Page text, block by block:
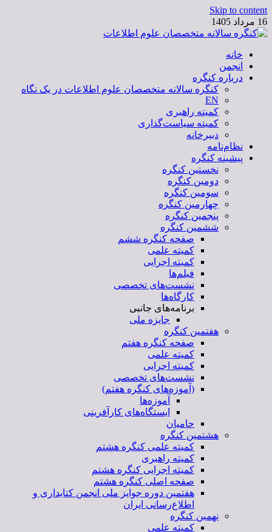
Skip to content
16 مرداد 1405
کنگره سالانه متخصصان علوم اطلاعات
خانه
انجمن
درباره کنگره
کنگره سالانه متخصصان علوم اطلاعات در یک نگاه
EN
کمیته راهبری
کمیته سیاست‌گذاری
دبیرخانه
نظام‌نامه
پیشینه کنگره
نخستین کنگره
دومین کنگره
سومین کنگره
چهارمین کنگره
پنجمین کنگره
ششمین کنگره
صفحه کنگره ششم
کمیته علمی
کمیته اجرایی
فیلم‌ها
نشست‌های تخصصی
کارگاه‌ها
برنامه‌های جانبی
جایزه ملی
هفتمین کنگره
صفحه کنگره هفتم
کمیته علمی
کمیته اجرایی
نشست‌های تخصصی
(آموزه‌های کنگره هفتم)
آموزه‌ها
ایستگاه‌های کارآفرینی
حامیان
هشتمین کنگره
کمیته علمی کنگره هشتم
کمیته راهبری
کمیته اجرایی کنگره هشتم
صفحه اصلی کنگره هشتم
هفتمین دوره جوایز ملی انجمن کتابداری و
اطلاع‌رسانی ایران
نهمین کنگره
کمیته علمی